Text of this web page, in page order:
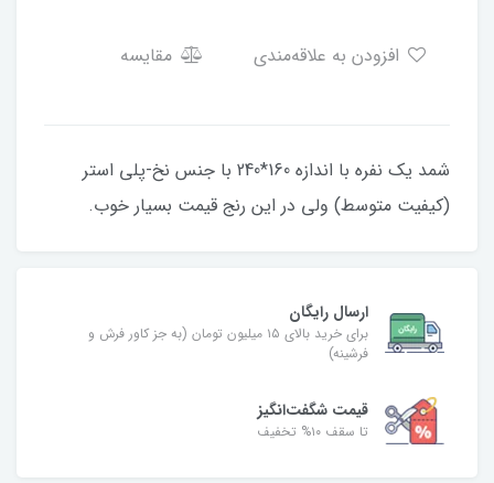
مقایسه
شمد یک نفره با اندازه 160*240 با جنس نخ-پلی استر
(کیفیت متوسط) ولی در این رنج قیمت بسیار خوب.
ارسال رایگان
برای خرید بالای ۱۵ میلیون تومان (به جز کاور فرش و
فرشینه)
قیمت شگفت‌انگیز
تا سقف ۱۰% تخفیف